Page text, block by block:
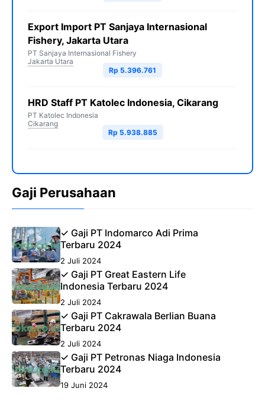
Export Import PT Sanjaya Internasional
Fishery, Jakarta Utara
PT Sanjaya Internasional Fishery
Jakarta Utara
Rp 5.396.761
HRD Staff PT Katolec Indonesia, Cikarang
PT Katolec Indonesia
Cikarang
Rp 5.938.885
Gaji Perusahaan
✓ Gaji PT Indomarco Adi Prima
Terbaru 2024
2 Juli 2024
✓ Gaji PT Great Eastern Life
Indonesia Terbaru 2024
2 Juli 2024
✓ Gaji PT Cakrawala Berlian Buana
Terbaru 2024
2 Juli 2024
✓ Gaji PT Petronas Niaga Indonesia
Terbaru 2024
19 Juni 2024